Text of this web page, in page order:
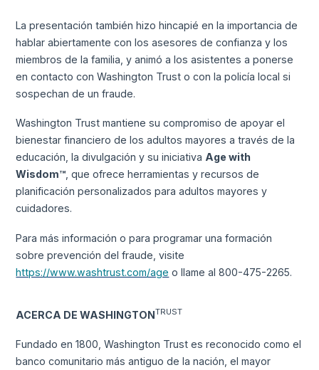
La presentación también hizo hincapié en la importancia de
hablar abiertamente con los asesores de confianza y los
miembros de la familia, y animó a los asistentes a ponerse
en contacto con Washington Trust o con la policía local si
sospechan de un fraude.
Washington Trust mantiene su compromiso de apoyar el
bienestar financiero de los adultos mayores a través de la
educación, la divulgación y su iniciativa Age with
Wisdom™, que ofrece herramientas y recursos de
planificación personalizados para adultos mayores y
cuidadores.
Para más información o para programar una formación
sobre prevención del fraude, visite
https://www.washtrust.com/age o llame al 800-475-2265.
ACERCA DE WASHINGTONTRUST
Fundado en 1800, Washington Trust es reconocido como el
banco comunitario más antiguo de la nación, el mayor